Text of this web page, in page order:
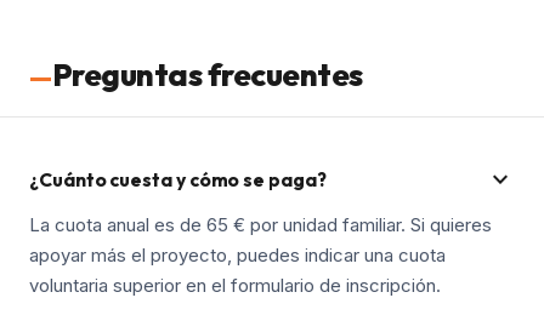
Preguntas frecuentes
¿Cuánto cuesta y cómo se paga? expand_more
La cuota anual es de 65 € por unidad familiar. Si quieres
apoyar más el proyecto, puedes indicar una cuota
voluntaria superior en el formulario de inscripción.